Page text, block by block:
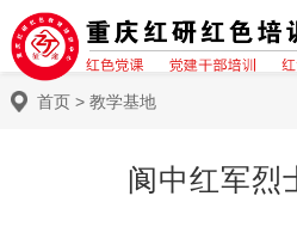
首页> 教学基地
阆中红军烈